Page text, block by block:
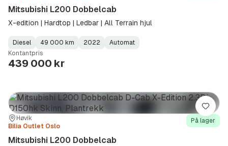
Mitsubishi L200 Dobbelcab
X-edition | Hardtop | Ledbar | All Terrain hjul
Fuel
Type:
Diesel
Kilometerstand:
49 000 km
Model
Year:
2022
Gearbox
Type:
Automat
Kontantpris
439 000 kr
Sted:
Høvik
Forhandler:
Bilia Outlet Oslo
På lager
Mitsubishi L200 Dobbelcab
Lagre